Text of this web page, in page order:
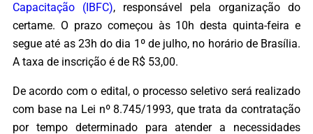
Capacitação (IBFC), responsável pela organização do
certame. O prazo começou às 10h desta quinta-feira e
segue até as 23h do dia 1º de julho, no horário de Brasília.
A taxa de inscrição é de R$ 53,00.
De acordo com o edital, o processo seletivo será realizado
com base na Lei nº 8.745/1993, que trata da contratação
por tempo determinado para atender a necessidades